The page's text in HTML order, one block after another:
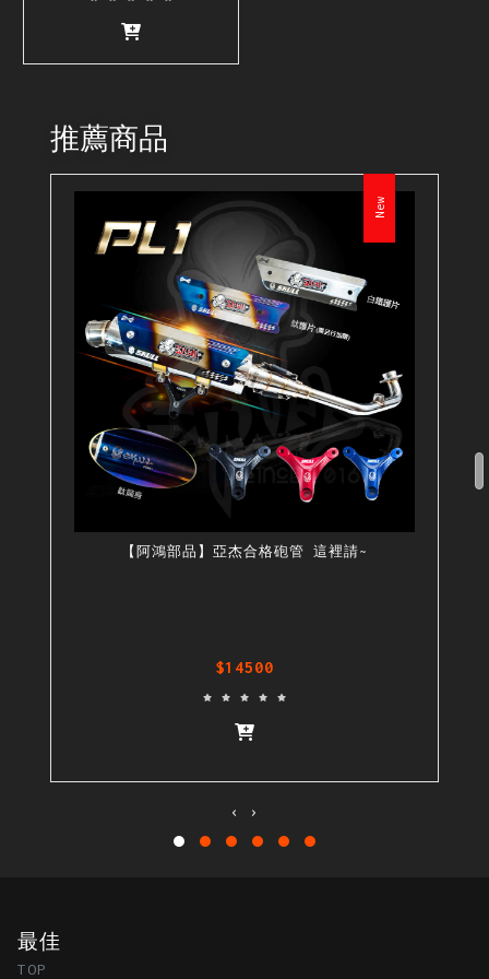
推薦商品
New
【阿鴻部品】亞杰合格砲管 這裡請~
$14500
‹ ›
最佳
TOP